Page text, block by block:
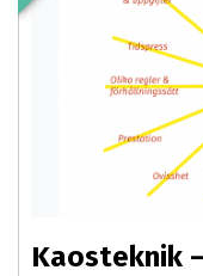
Kaosteknik